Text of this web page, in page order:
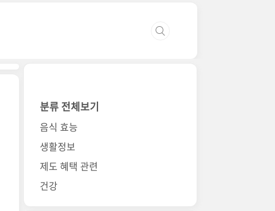
분류 전체보기
음식 효능
생활정보
제도 혜택 관련
건강